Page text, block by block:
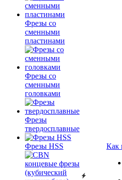
Фрезы со
сменными
пластинами
Фрезы со
сменными
головками
Фрезы
твердосплавные
Фрезы HSS
Как